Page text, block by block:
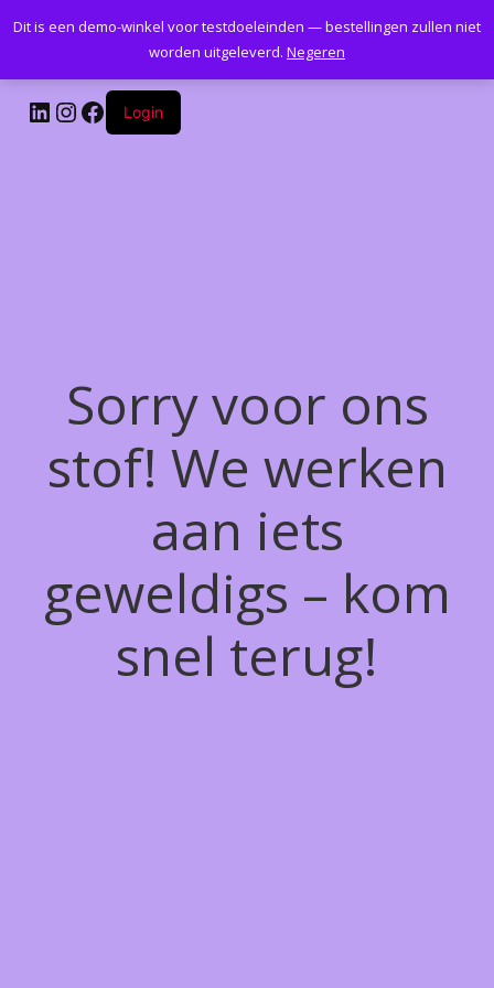
Kantoormeubelenplus.com
LinkedIn
Instagram
Facebook
Login
Sorry voor ons
stof! We werken
aan iets
geweldigs – kom
snel terug!
Dit is een demo-winkel voor testdoeleinden — bestellingen zullen niet
worden uitgeleverd. Negeren